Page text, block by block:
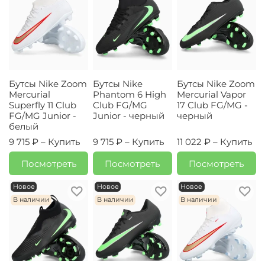
Бутсы Nike Zoom
Mercurial
Superfly 11 Club
FG/MG Junior -
белый
9 715 ₽ – Купить
Посмотреть
Бутсы Nike
Phantom 6 High
Club FG/MG
Junior - черный
9 715 ₽ – Купить
Посмотреть
Бутсы Nike Zoom
Mercurial Vapor
17 Club FG/MG -
черный
11 022 ₽ – Купить
Посмотреть
Новое
В наличии
Новое
В наличии
Новое
В наличии